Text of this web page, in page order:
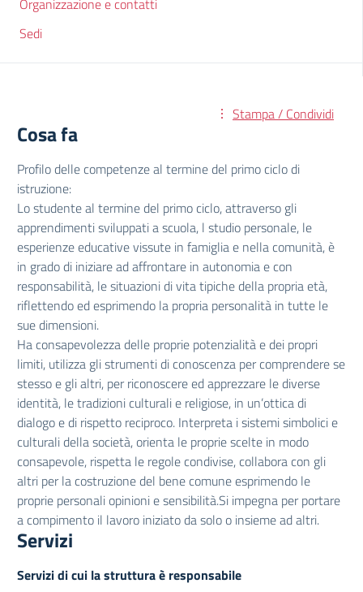
Organizzazione e contatti
Sedi
Stampa / Condividi
Cosa fa
Profilo delle competenze al termine del primo ciclo di
istruzione:
Lo studente al termine del primo ciclo, attraverso gli
apprendimenti sviluppati a scuola, l studio personale, le
esperienze educative vissute in famiglia e nella comunità, è
in grado di iniziare ad affrontare in autonomia e con
responsabilità, le situazioni di vita tipiche della propria età,
riflettendo ed esprimendo la propria personalità in tutte le
sue dimensioni.
Ha consapevolezza delle proprie potenzialità e dei propri
limiti, utilizza gli strumenti di conoscenza per comprendere se
stesso e gli altri, per riconoscere ed apprezzare le diverse
identità, le tradizioni culturali e religiose, in un’ottica di
dialogo e di rispetto reciproco. Interpreta i sistemi simbolici e
culturali della società, orienta le proprie scelte in modo
consapevole, rispetta le regole condivise, collabora con gli
altri per la costruzione del bene comune esprimendo le
proprie personali opinioni e sensibilità.Si impegna per portare
a compimento il lavoro iniziato da solo o insieme ad altri.
Servizi
Servizi di cui la struttura è responsabile